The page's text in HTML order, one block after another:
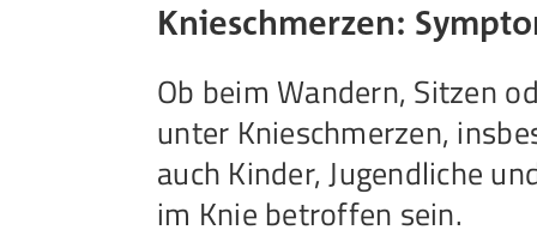
Knieschmerzen:
Ob beim Wandern, Sitzen
unter Knieschmerzen,
auch Kinder, Jugendliche
im Knie betroffen sein.